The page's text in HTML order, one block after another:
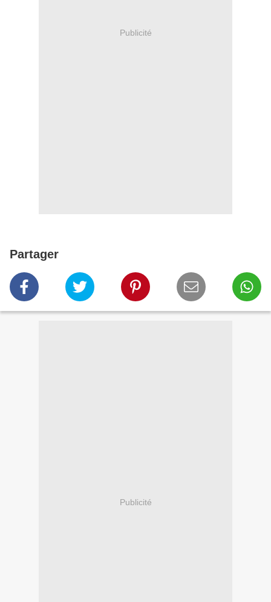
Publicité
Partager
Publicité